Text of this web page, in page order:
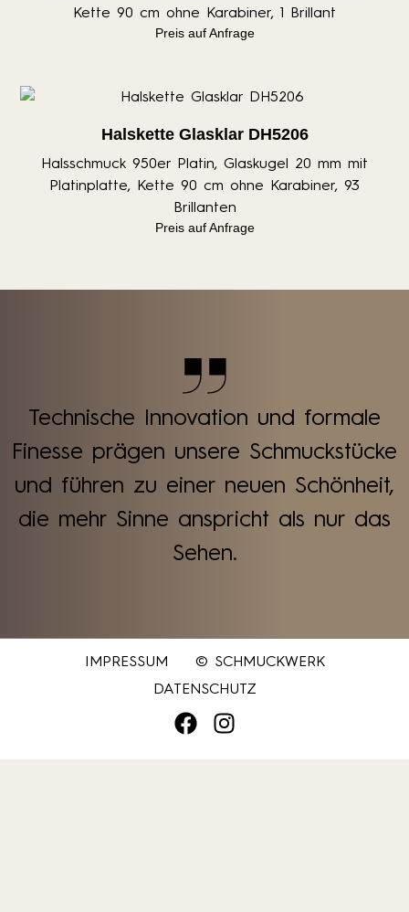
Kette 90 cm ohne Karabiner, 1 Brillant
Preis auf Anfrage
Halskette Glasklar DH5206
Halsschmuck 950er Platin, Glaskugel 20 mm mit
Platinplatte, Kette 90 cm ohne Karabiner, 93
Brillanten
Preis auf Anfrage
Technische Innovation und formale
Finesse prägen unsere Schmuckstücke
und führen zu einer neuen Schönheit,
die mehr Sinne anspricht als nur das
Sehen.
IMPRESSUM
© SCHMUCKWERK
DATENSCHUTZ